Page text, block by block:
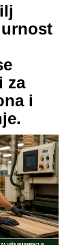
za
i